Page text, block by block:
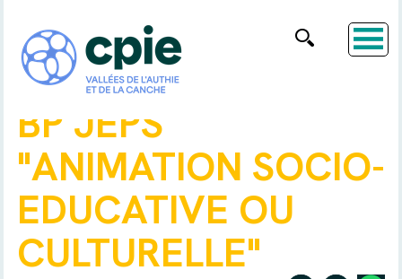
BP JEPS
"ANIMATION SOCIO-
EDUCATIVE OU
CULTURELLE"